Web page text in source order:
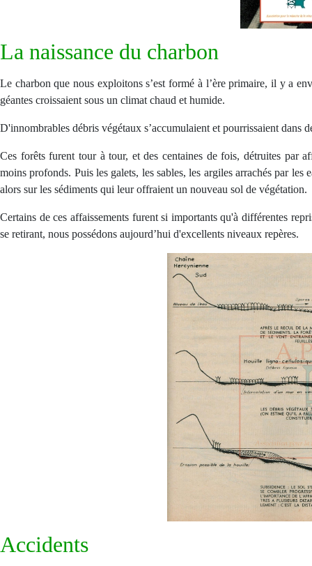
La naissance du charbon
Le charbon que nous exploitons s’est formé à l’ère primaire, il y a
géantes croissaient sous un climat chaud et humide.
D'innombrables débris végétaux s’accumulaient et pourrissaient dans
Ces forêts furent tour à tour, et des centaines de fois, détruites par
moins profonds. Puis les galets, les sables, les argiles arrachés par
alors sur les sédiments qui leur offraient un nouveau sol de végétation.
Certains de ces affaissements furent si importants qu'à différentes
se retirant, nous possédons aujourd’hui d'excellents niveaux repères.
Accidents